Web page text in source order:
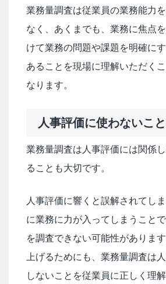
業務量調査は従業員の業務能力
なく、あくまでも、業務に焦点
けて業務の問題や課題を明確に
あることを現場に理解いただく
なります。
人事評価に使わないこ
業務量調査は人事評価には関係
ることも大切です。
人事評価に響くと誤解されてし
に業務に力が入ってしまうこと
を調査できない可能性がありま
上げるためにも、業務量調査は
しないことを従業員に正しく理